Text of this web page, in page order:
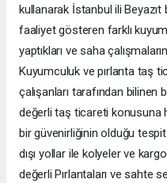
kullanarak İstanbul ili Beyazıt
faaliyet gösteren farklı
yaptıkları ve saha
Kuyumculuk ve pırlanta taş
çalışanları tarafından bilinen
değerli taş ticareti konusuna
bir güvenirliğinin olduğu
dışı yollar ile kolyeler ve
değerli Pırlantaları ve sahte